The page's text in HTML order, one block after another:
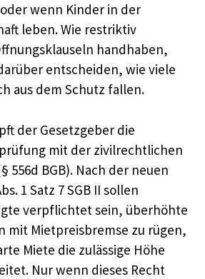
wenn Kinder in der
leben. Wie restriktiv
handhaben,
entscheiden, wie viele
aus dem Schutz fallen.
der Gesetzgeber die
mit der zivilrechtlichen
556d BGB). Nach der neuen
1 Satz 7 SGB II sollen
verpflichtet sein, überhöhte
mit Mietpreisbremse zu rügen,
Miete die zulässige Höhe
Nur wenn dieses Recht